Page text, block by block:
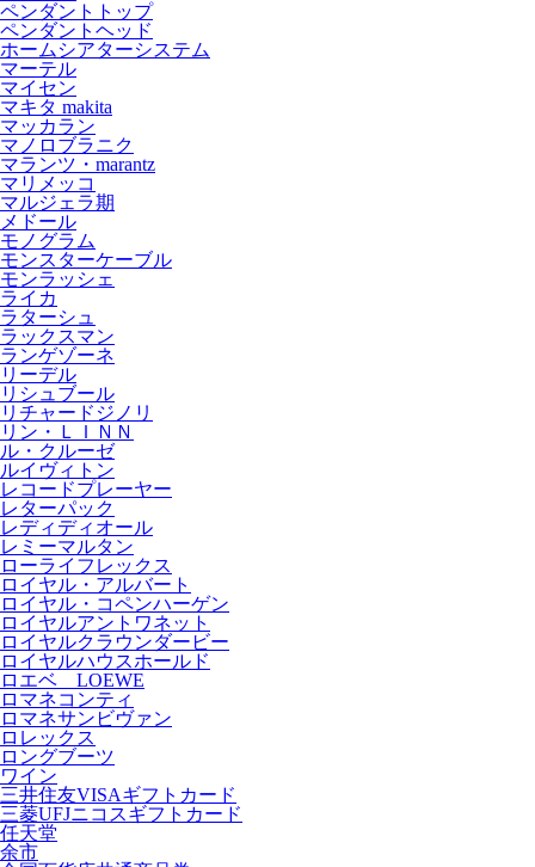
ペンダントトップ
ペンダントヘッド
ホームシアターシステム
マーテル
マイセン
マキタ makita
マッカラン
マノロブラニク
マランツ・marantz
マリメッコ
マルジェラ期
メドール
モノグラム
モンスターケーブル
モンラッシェ
ライカ
ラターシュ
ラックスマン
ランゲゾーネ
リーデル
リシュブール
リチャードジノリ
リン・ＬＩＮＮ
ル・クルーゼ
ルイヴィトン
レコードプレーヤー
レターパック
レディディオール
レミーマルタン
ローライフレックス
ロイヤル・アルバート
ロイヤル・コペンハーゲン
ロイヤルアントワネット
ロイヤルクラウンダービー
ロイヤルハウスホールド
ロエベ LOEWE
ロマネコンティ
ロマネサンビヴァン
ロレックス
ロングブーツ
ワイン
三井住友VISAギフトカード
三菱UFJニコスギフトカード
任天堂
余市